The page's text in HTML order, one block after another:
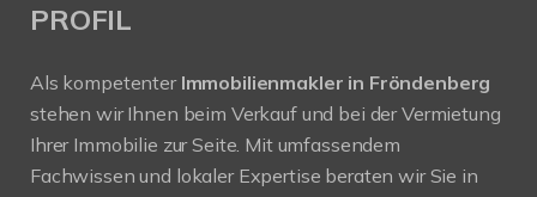
PROFIL
Als kompetenter Immobilienmakler in Fröndenberg
stehen wir Ihnen beim Verkauf und bei der Vermietung
Ihrer Immobilie zur Seite. Mit umfassendem
Fachwissen und lokaler Expertise beraten wir Sie in